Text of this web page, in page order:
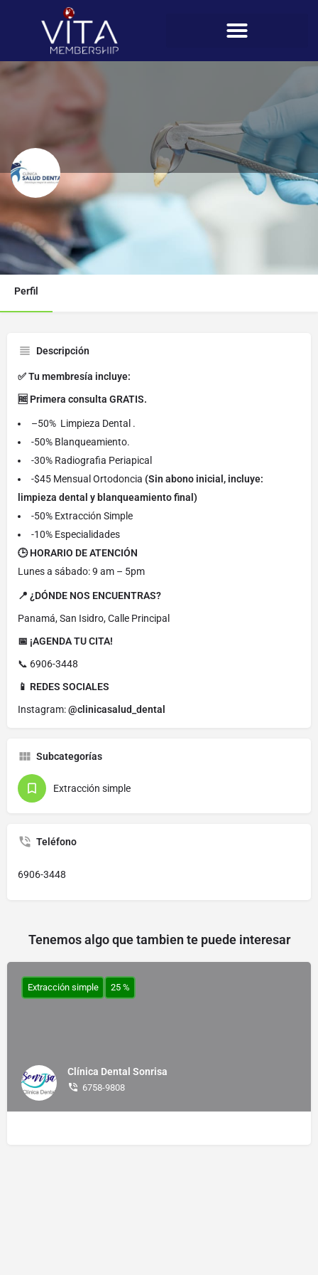
Clínica Salud Dental
Teléfono
6906-3448
Perfil
Descripción
✅ Tu membresía incluye:
🆓 Primera consulta GRATIS.
–50% Limpieza Dental .
-50% Blanqueamiento.
-30% Radiografia Periapical
-$45 Mensual Ortodoncia (Sin abono inicial, incluye:
limpieza dental y blanqueamiento final)
-50% Extracción Simple
-10% Especialidades
🕒 HORARIO DE ATENCIÓN
Lunes a sábado: 9 am – 5pm
📍 ¿DÓNDE NOS ENCUENTRAS?
Panamá, San Isidro, Calle Principal
📅 ¡AGENDA TU CITA!
📞 6906-3448
📱 REDES SOCIALES
Instagram:@clinicasalud_dental
Subcategorías
Extracción simple
Teléfono
6906-3448
Tenemos algo que tambien te puede interesar
Clínica Dental Sonrisa
6758-9808
Extracción simple 25 %